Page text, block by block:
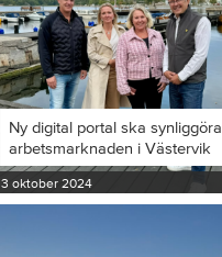
Ny digital portal ska synliggöra
arbetsmarknaden i Västervik
3 oktober 2024